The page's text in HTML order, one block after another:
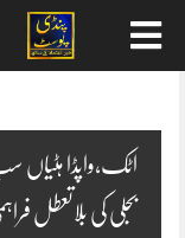
اٹک،واپڈا
بجلی کی بلاتعطل